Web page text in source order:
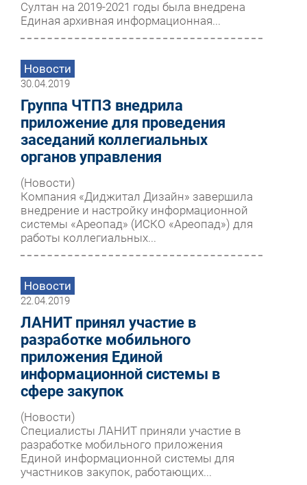
Султан на 2019-2021 годы была внедрена
Единая архивная информационная...
Новости
30.04.2019
Группа ЧТПЗ внедрила
приложение для проведения
заседаний коллегиальных
органов управления
(Новости)
Компания «Диджитал Дизайн» завершила
внедрение и настройку информационной
системы «Ареопад» (ИСКО «Ареопад») для
работы коллегиальных...
Новости
22.04.2019
ЛАНИТ принял участие в
разработке мобильного
приложения Единой
информационной системы в
сфере закупок
(Новости)
Специалисты ЛАНИТ приняли участие в
разработке мобильного приложения
Единой информационной системы для
участников закупок, работающих...